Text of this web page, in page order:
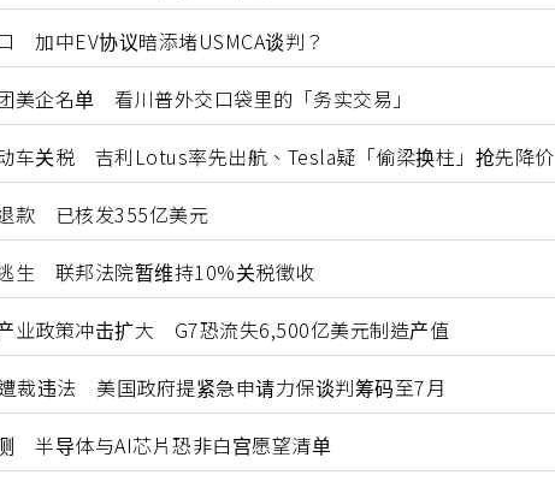
加中EV协议暗添堵USMCA谈判？
美企名单 看川普外交口袋里的「务实交易」
车关税 吉利Lotus率先出航、Tesla疑「偷梁换柱」抢先降价
款 已核发355亿美元
生 联邦法院暂维持10%关税徵收
业政策冲击扩大 G7恐流失6,500亿美元制造产值
裁违法 美国政府提紧急申请力保谈判筹码至7月
半导体与AI芯片恐非白宫愿望清单